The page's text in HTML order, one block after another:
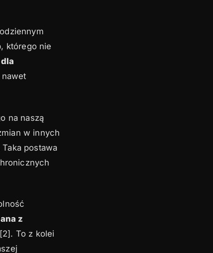
którego nie
nawet
na naszą
w innych
postawa
z
To z kolei